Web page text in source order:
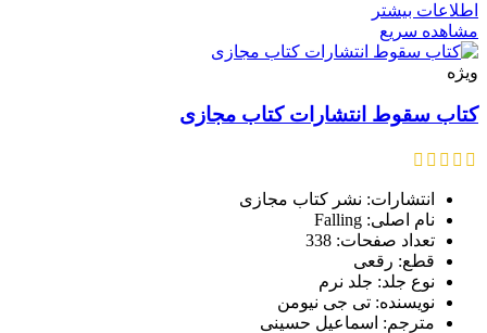
اطلاعات بیشتر
مشاهده سریع
ویژه
کتاب سقوط انتشارات کتاب مجازی
انتشارات: نشر کتاب مجازی
نام اصلی: Falling
تعداد صفحات: 338
قطع: رقعی
نوع جلد: جلد نرم
نویسنده: تی جی نیومن
مترجم: اسماعیل حسینی